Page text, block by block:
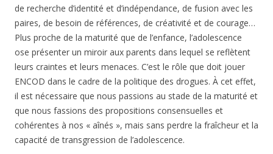
de recherche d’identité et d’indépendance, de fusion avec les
paires, de besoin de références, de créativité et de courage…
Plus proche de la maturité que de l’enfance, l’adolescence
ose présenter un miroir aux parents dans lequel se reflètent
leurs craintes et leurs menaces. C’est le rôle que doit jouer
ENCOD dans le cadre de la politique des drogues. À cet effet,
il est nécessaire que nous passions au stade de la maturité et
que nous fassions des propositions consensuelles et
cohérentes à nos « aînés », mais sans perdre la fraîcheur et la
capacité de transgression de l’adolescence.